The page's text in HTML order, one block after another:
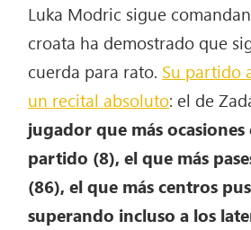
Luka Modric sigue
croata ha demostrado que
cuerda para rato. Su partido
un recital absoluto: el de
jugador que más
partido (8), el que más
(86), el que más centros
superando incluso a los